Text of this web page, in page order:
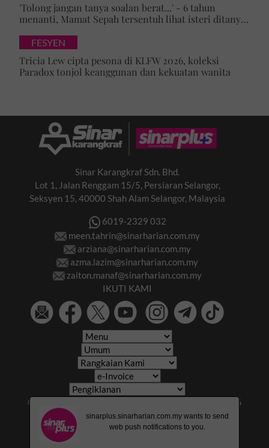
'Tolong jangan tanya soalan berat...' - 6 tahun
menanti, Mamat Sepah tersentuh lihat isteri ditanya
FESYEN
Tricia Lew cipta pesona di KLFW 2026, koleksi
Paradox tonjol keanggunan dan kekuatan wanita
Sinar Karangkraf Sdn. Bhd.
Lot 1, Jalan Renggam 15/5, Persiaran Selangor,
Seksyen 15, 40000 Shah Alam Selangor, Malaysia
6019-2329 032
meen.tahrin@sinarharian.com.my
arziana@sinarharian.com.my
azma.lazim@sinarharian.com.my
zaiton.manaf@sinarharian.com.my
IKUTI KAMI
© 2026 All Rights Reserved • Karangkraf Group • © 2026
Hakcipta Terpelihara • Kumpulan Karangkraf